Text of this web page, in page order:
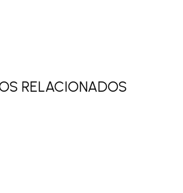
RELACIONADOS